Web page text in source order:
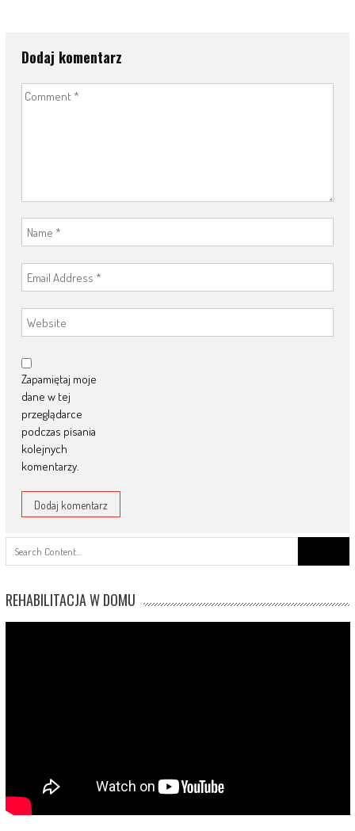
Dodaj komentarz
Zapamiętaj moje
dane w tej
przeglądarce
podczas pisania
kolejnych
komentarzy.
for:
REHABILITACJA W DOMU